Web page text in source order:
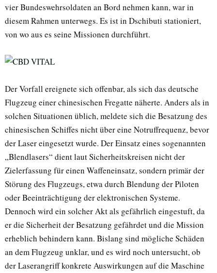
vier Bundeswehrsoldaten an Bord nehmen kann, war in
diesem Rahmen unterwegs. Es ist in Dschibuti stationiert,
von wo aus es seine Missionen durchführt.
Der Vorfall ereignete sich offenbar, als sich das deutsche
Flugzeug einer chinesischen Fregatte näherte. Anders als in
solchen Situationen üblich, meldete sich die Besatzung des
chinesischen Schiffes nicht über eine Notruffrequenz, bevor
der Laser eingesetzt wurde. Der Einsatz eines sogenannten
„Blendlasers“ dient laut Sicherheitskreisen nicht der
Zielerfassung für einen Waffeneinsatz, sondern primär der
Störung des Flugzeugs, etwa durch Blendung der Piloten
oder Beeinträchtigung der elektronischen Systeme.
Dennoch wird ein solcher Akt als gefährlich eingestuft, da
er die Sicherheit der Besatzung gefährdet und die Mission
erheblich behindern kann. Bislang sind mögliche Schäden
an dem Flugzeug unklar, und es wird noch untersucht, ob
der Laserangriff konkrete Auswirkungen auf die Maschine